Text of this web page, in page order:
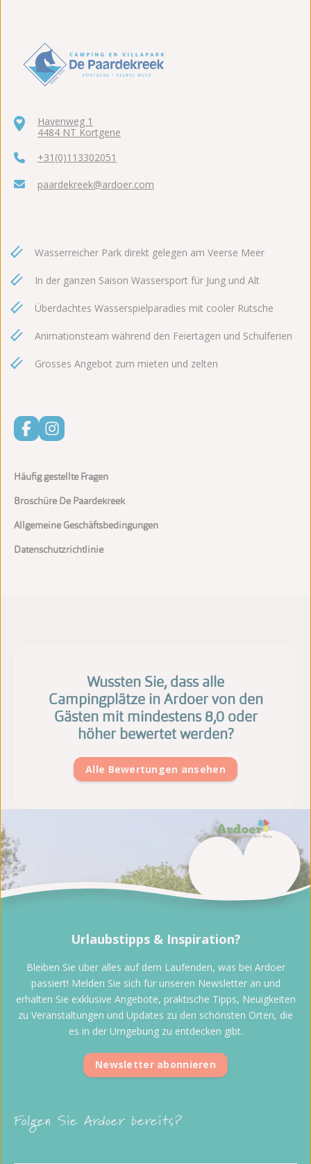
Havenweg 1
4484 NT Kortgene
+31(0)113302051
paardekreek@ardoer.com
Wasserreicher Park direkt gelegen am Veerse Meer
In der ganzen Saison Wassersport für Jung und Alt
Überdachtes Wasserspielparadies mit cooler Rutsche
Animationsteam während den Feiertagen und Schulferien
Grosses Angebot zum mieten und zelten
Häufig gestellte Fragen
Broschüre De Paardekreek
Allgemeine Geschäftsbedingungen
Datenschutzrichtlinie
Wussten Sie, dass alle
Campingplätze in Ardoer von den
Gästen mit mindestens 8,0 oder
höher bewertet werden?
Alle Bewertungen ansehen
Folgen Sie Ardoer bereits?
Urlaubstipps & Inspiration?
Bleiben Sie über alles auf dem Laufenden, was bei Ardoer
passiert! Melden Sie sich für unseren Newsletter an und
erhalten Sie exklusive Angebote, praktische Tipps, Neuigkeiten
zu Veranstaltungen und Updates zu den schönsten Orten, die
es in der Umgebung zu entdecken gibt.
Newsletter abonnieren